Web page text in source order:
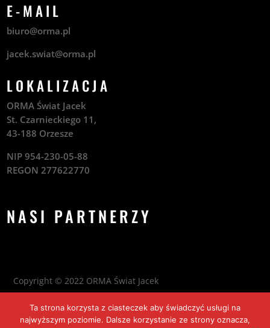
E-MAIL
biuro@orma.pl
jacek.swiat@orma.pl
LOKALIZACJA
ORMA Świat Jacek
St. Czarnieckiego 11,
43-188 Orzesze
NIP 954-230-05-88
REGON 277622770
NASI PARTNERZY
Copyright © 2022 ORMA Świat Jacek
Design byModern Solutions IT
Ta strona korzysta z ciasteczek aby świadczyć usługi na
najwyższym poziomie. Dalsze korzystanie ze strony oznacza,